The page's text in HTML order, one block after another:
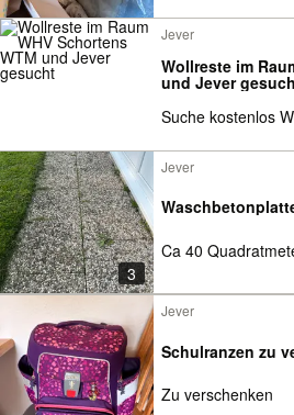
Jever
Wollreste im
und Jever
Suche kostenlos
3
Jever
Ca 40
Jever
Schulranzen zu
Zu verschenken